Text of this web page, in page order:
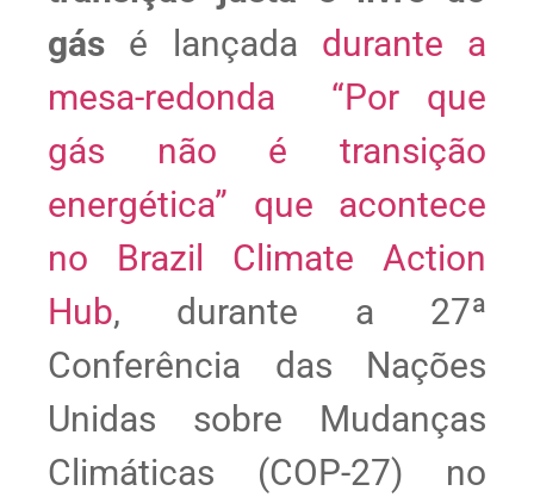
gás é lançada durante a
mesa-redonda “Por que
gás não é transição
energética” que acontece
no Brazil Climate Action
Hub, durante a 27ª
Conferência das Nações
Unidas sobre Mudanças
Climáticas (COP-27) no